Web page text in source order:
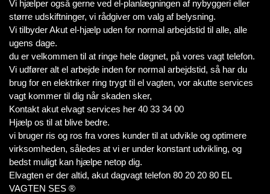
Vi hjælper også gerne ved el-planlægningen af nybyggeri eller
større udskiftninger, vi rådgiver om valg af belysning.
Vi tilbyder Akut el-hjælp uden for normal arbejdstid til alle, alle
ugens dage.
du er velkommen til at ringe hele døgnet, på vores vagt telefon.
Vi udfører alt el arbejde inden for normal arbejdstid, så har du
brug for en elektriker ring trygt til el vagten, vor akutte services
vagt kommer til dig når skaden sker,
Kontakt akut elvagt services her 40 33 34 00
Hjælp os til at blive bedre.
vi bruger ris og ros fra vores kunder til at udvikle og optimere
virksomheden, således at vi er under konstant udvikling, og
bedst muligt kan hjælpe netop dig.
Elvagten er der altid, akut dagvagt telefon 80 20 20 80 EL
VAGTEN SES ®